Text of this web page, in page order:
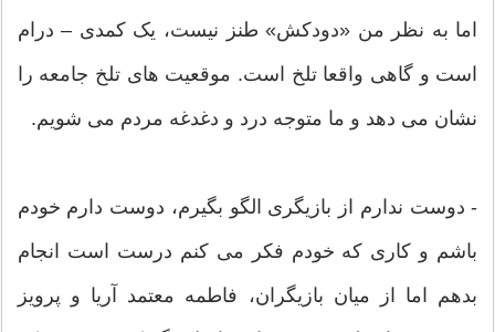
اما به نظر من «دودکش» طنز نیست، یک کمدی – درام
است و گاهی واقعا تلخ است. موقعیت های تلخ جامعه را
نشان می دهد و ما متوجه درد و دغدغه مردم می شویم.
- دوست ندارم از بازیگری الگو بگیرم، دوست دارم خودم
باشم و کاری که خودم فکر می کنم درست است انجام
بدهم اما از میان بازیگران، فاطمه معتمد آریا و پرویز